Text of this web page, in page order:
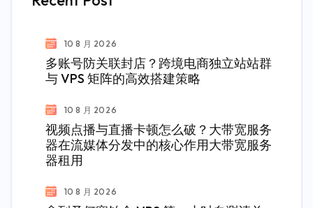
10 8 月 2026
多账号防关联封店？跨境电商独立站站群
与 VPS 矩阵的高效搭建策略
10 8 月 2026
视频点播与直播卡顿怎么破？大带宽服务
器在流媒体分发中的核心作用大带宽服务
器租用
10 8 月 2026